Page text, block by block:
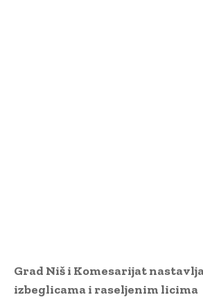
Grad Niš i Komesarijat
izbeglicama i raseljenim licima